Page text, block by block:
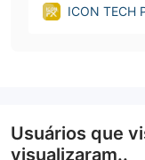
ICON TECH
Usuários que
visualizaram..